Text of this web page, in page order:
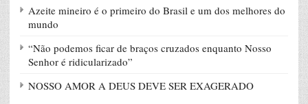
Azeite mineiro é o primeiro do Brasil e um dos melhores do
mundo
“Não podemos ficar de braços cruzados enquanto Nosso
Senhor é ridicularizado”
NOSSO AMOR A DEUS DEVE SER EXAGERADO